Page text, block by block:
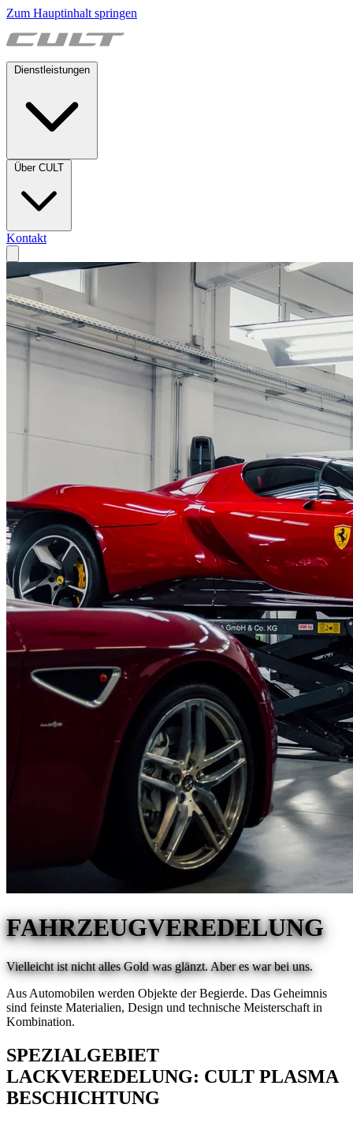
Zum Hauptinhalt springen
Dienstleistungen
Über CULT
Kontakt
FAHRZEUGVEREDELUNG
Vielleicht ist nicht alles Gold was glänzt. Aber es war bei uns.
Aus Automobilen werden Objekte der Begierde. Das Geheimnis
sind feinste Materialien, Design und technische Meisterschaft in
Kombination.
SPEZIALGEBIET
LACKVEREDELUNG: CULT PLASMA
BESCHICHTUNG